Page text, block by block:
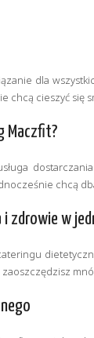
dla
chcą cieszyć się
Maczfit?
chcą
i zdrowie w